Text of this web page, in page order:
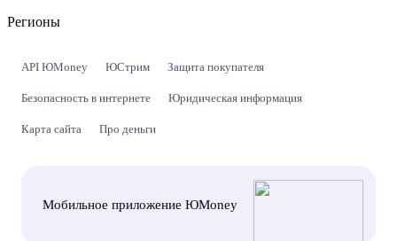
Регионы
API ЮMoney ЮСтрим Защита покупателя
Безопасность в интернете Юридическая информация
Карта сайта Про деньги
Мобильное приложение ЮMoney